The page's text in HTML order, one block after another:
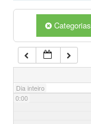
Categorias
Dia inteiro
0:00